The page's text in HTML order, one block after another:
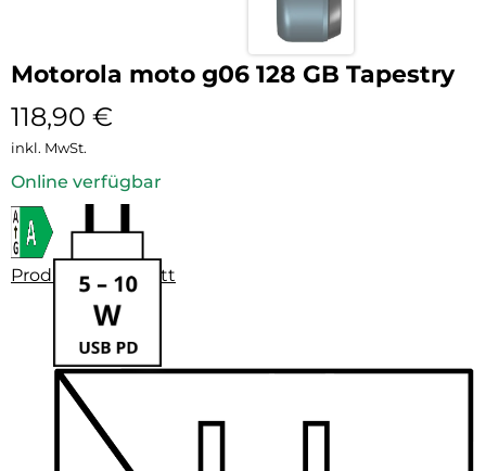
Motorola moto g06 128 GB Tapestry
118,90 €
inkl. MwSt.
Online verfügbar
Produktdatenblatt